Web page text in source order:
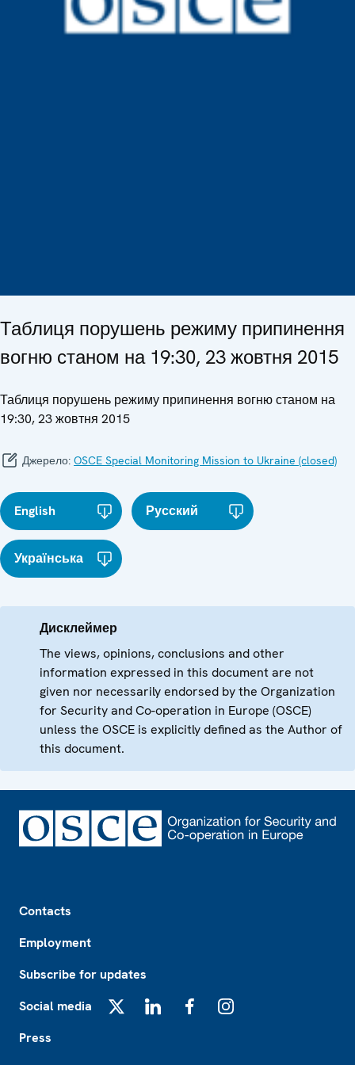
Таблиця порушень режиму припинення
вогню станом на 19:30, 23 жовтня 2015
Таблиця порушень режиму припинення вогню станом на
19:30, 23 жовтня 2015
Джерело: OSCE Special Monitoring Mission to Ukraine (closed)
English Русский
Українська
Дисклеймер
The views, opinions, conclusions and other
information expressed in this document are not
given nor necessarily endorsed by the Organization
for Security and Co-operation in Europe (OSCE)
unless the OSCE is explicitly defined as the Author of
this document.
Contacts
Employment
Subscribe for updates
Social media
Press